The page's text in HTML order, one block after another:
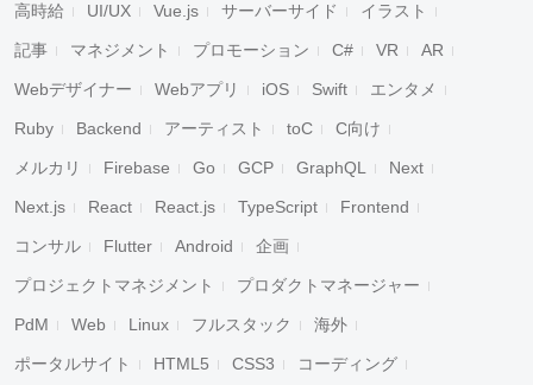
高時給 UI/UX Vue.js サーバーサイド イラスト
記事 マネジメント プロモーション C# VR AR
Webデザイナー Webアプリ iOS Swift エンタメ
Ruby Backend アーティスト toC C向け
メルカリ Firebase Go GCP GraphQL Next
Next.js React React.js TypeScript Frontend
コンサル Flutter Android 企画
プロジェクトマネジメント プロダクトマネージャー
PdM Web Linux フルスタック 海外
ポータルサイト HTML5 CSS3 コーディング